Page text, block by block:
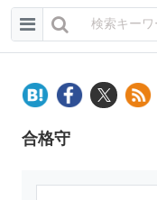
合格守